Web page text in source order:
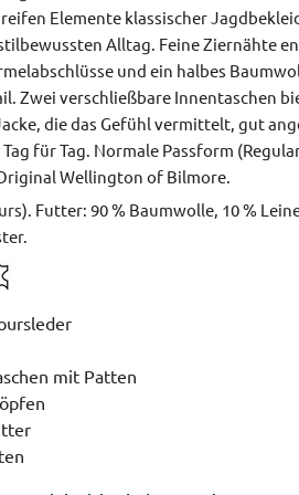
Elemente klassischer
Alltag. Feine Ziernähte
und ein halbes
Zwei verschließbare Innentaschen
die das Gefühl vermittelt, gut
für Tag. Normale Passform
Wellington of Bilmore.
Futter: 90 % Baumwolle, 10 %
mit Patten